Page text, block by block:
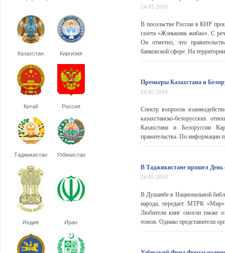
Казахстан Киргизия
Китай Россия
Таджикистан Узбекистан
Индия Иран
24.05.2010
В посольстве России в КНР
газета «Жэньминь жибао». С
Он отметил, что
банковской сфере. На
Премьеры Казахстана и
24.05.2010
Спектр вопросов
казахстанско-белорусских
Казахстана и Белоруссии
правительства. По информации
В Таджикистане прошел День
24.05.2010
В Душанбе в Национальной
народа, передает МТРК «Мир».
Любители книг смогли также
томов. Однако представители